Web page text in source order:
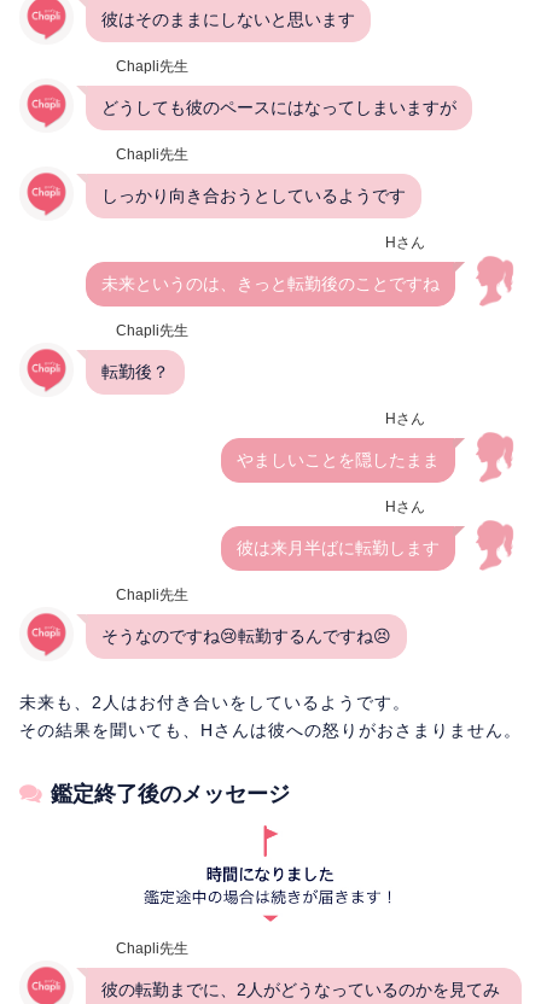
彼はそのままにしないと思います
Chapli先生
どうしても彼のペースにはなってしまいますが
Chapli先生
しっかり向き合おうとしているようです
Hさん
未来というのは、きっと転勤後のことですね
Chapli先生
転勤後？
Hさん
やましいことを隠したまま
Hさん
彼は来月半ばに転勤します
Chapli先生
そうなのですね😢転勤するんですね😣
未来も、2人はお付き合いをしているようです。
その結果を聞いても、Hさんは彼への怒りがおさまりません。
鑑定終了後のメッセージ
Chapli先生
彼の転勤までに、2人がどうなっているのかを見てみ